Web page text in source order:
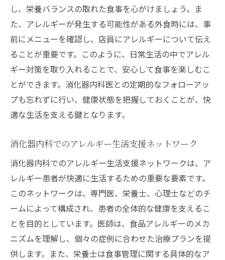
し、栄養バランスの取れた食事を心がけましょう。ま
た、アレルギーが発生する可能性がある外食時には、事
前にメニューを確認し、店員にアレルギーについて伝え
ることが重要です。このように、日常生活の中でアレル
ギー対策を取り入れることで、安心して食事を楽しむこ
とができます。消化器内科医との定期的なフォローアッ
プも忘れずに行い、健康状態を把握しておくことが、快
適な生活を支える鍵となります。
消化器内科でのアレルギー生活支援ネットワーク
消化器内科でのアレルギー生活支援ネットワークは、ア
レルギー患者が快適に生活するための重要な要素です。
このネットワークは、専門医、栄養士、心理士などのチ
ームによって構成され、患者の全体的な健康を支えるこ
とを目的としています。医師は、食品アレルギーのメカ
ニズムを理解し、個々の症例に合わせた治療プランを提
供します。また、栄養士は食事管理に関する具体的なア